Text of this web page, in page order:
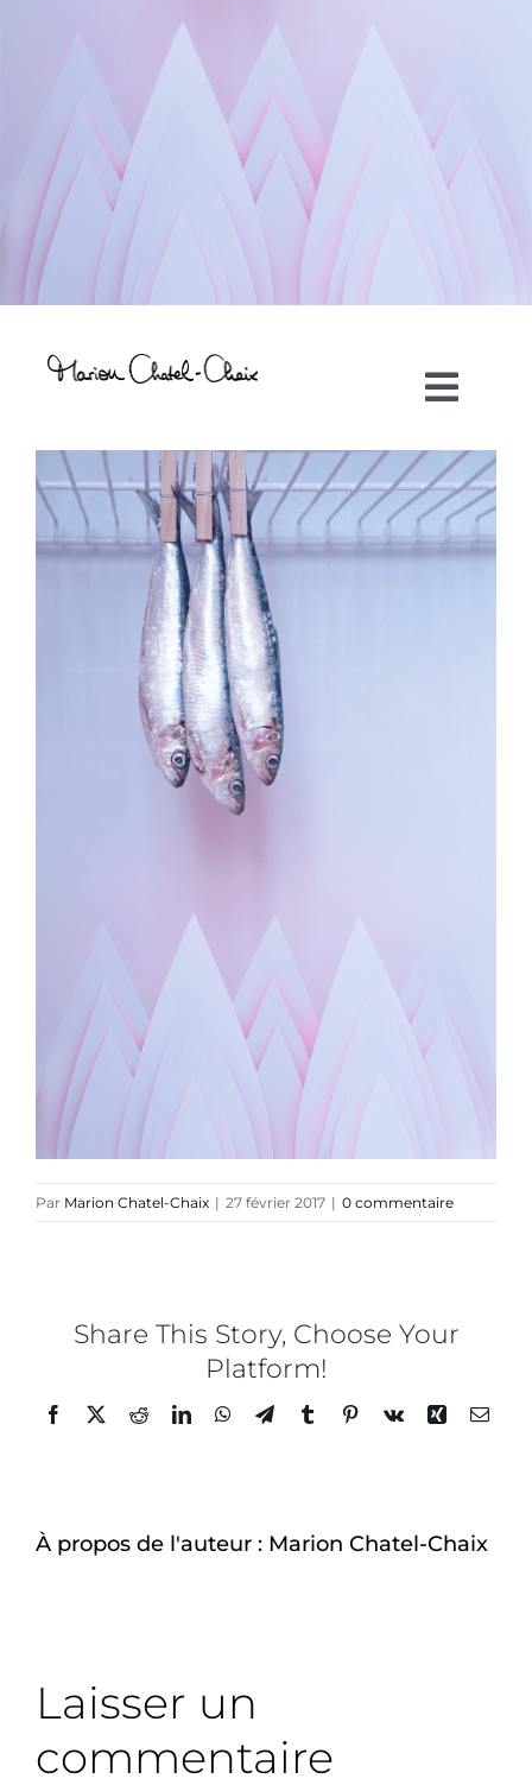
Artiste plasticienne
Collaborations
Direction créative
Références
À-propos
Par Marion Chatel-Chaix | 27 février 2017 | 0 commentaire
Share This Story, Choose Your
Platform!
Facebook
TwitterRedditLinkedInWhatsApp
TelegramTumblrPinterest
Vk Xing Email
À propos de l'auteur : Marion Chatel-Chaix
Laisser un
commentaire